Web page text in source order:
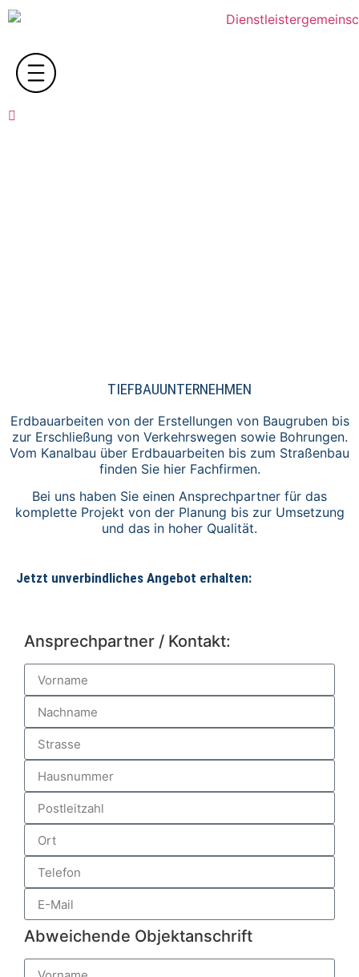
TIEFBAUUNTERNEHMEN
Erdbauarbeiten von der Erstellungen von Baugruben bis
zur Erschließung von Verkehrswegen sowie Bohrungen.
Vom Kanalbau über Erdbauarbeiten bis zum Straßenbau
finden Sie hier Fachfirmen.
Bei uns haben Sie einen Ansprechpartner für das
komplette Projekt von der Planung bis zur Umsetzung
und das in hoher Qualität.
Jetzt unverbindliches Angebot erhalten:
Ansprechpartner / Kontakt:
Abweichende Objektanschrift